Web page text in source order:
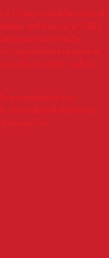
ว เวียดนามยังมีวัฒนธรรมที่
ศนียภาพที่สวยงาม ทำให้ที่นี่
พักผ่อนพร้อมทำฟันใน
นการดูแลทันตกรรมคุณภาพ
ช่วยเพิ่มประสิทธิภาพทั้งใน
ง ความปลอดภัย และ
ารท่องเที่ยวเชิงทันตกรรม
ทั่วทุกมุมโลก